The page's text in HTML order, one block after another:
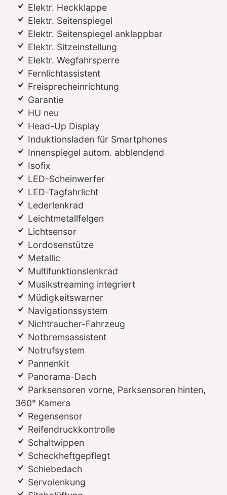
Elektr. Heckklappe
Elektr. Seitenspiegel
Elektr. Seitenspiegel anklappbar
Elektr. Sitzeinstellung
Elektr. Wegfahrsperre
Fernlichtassistent
Freisprecheinrichtung
Garantie
HU neu
Head-Up Display
Induktionsladen für Smartphones
Innenspiegel autom. abblendend
Isofix
LED-Scheinwerfer
LED-Tagfahrlicht
Lederlenkrad
Leichtmetallfelgen
Lichtsensor
Lordosenstütze
Metallic
Multifunktionslenkrad
Musikstreaming integriert
Müdigkeitswarner
Navigationssystem
Nichtraucher-Fahrzeug
Notbremsassistent
Notrufsystem
Pannenkit
Panorama-Dach
Parksensoren vorne, Parksensoren hinten,
360° Kamera
Regensensor
Reifendruckkontrolle
Schaltwippen
Scheckheftgepflegt
Schiebedach
Servolenkung